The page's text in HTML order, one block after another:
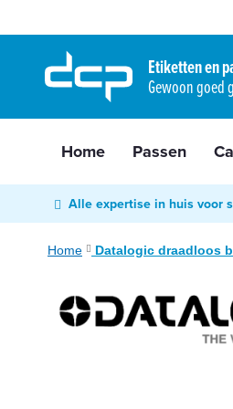
naar
de
inhoud
Etiketten en
Gewoon goed
Passen
Cardprinters
&
Readers
&
Home Passen
Alle expertise in huis voor
Home Datalogic draadloos
naar
het